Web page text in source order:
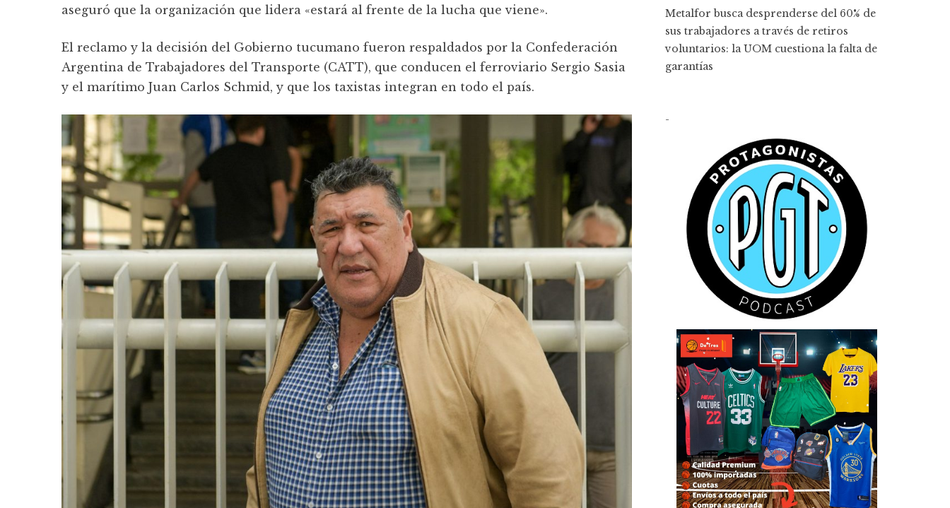
aseguró que la organización que lidera «estará al frente de la lucha que viene».
El reclamo y la decisión del Gobierno tucumano fueron respaldados por la Confederación
Argentina de Trabajadores del Transporte (CATT), que conducen el ferroviario Sergio Sasia
y el marítimo Juan Carlos Schmid, y que los taxistas integran en todo el país.
Metalfor busca desprenderse del 60% de
sus trabajadores a través de retiros
voluntarios: la UOM cuestiona la falta de
garantías
-